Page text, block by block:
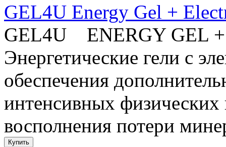
GEL4U Energy Gel +
GEL4U ENERGY
Энергетические гели c
обеспечения
интенсивных физических
восполнения потери